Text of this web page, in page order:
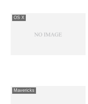
OS X
Mavericks